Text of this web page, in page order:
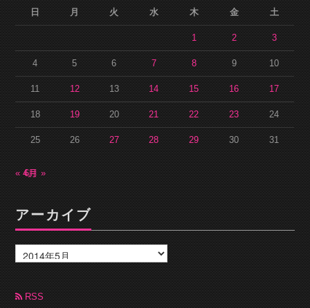
日
月 火 水 木 金 土
1 2 3
4 5 6 7 8 9 10
11 12 13 14 15 16 17
18 19 20 21 22 23 24
25 26 27 28 29 30 31
« 4月6月 »
アーカイブ
ー
カ
ブ RSS